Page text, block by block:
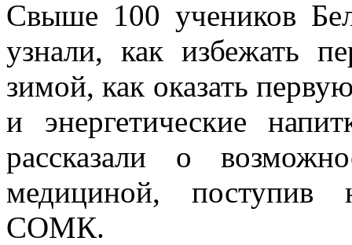
Свыше 100 учеников
узнали, как избежать
зимой, как оказать
и энергетические
рассказали о
медициной, поступив
СОМК.